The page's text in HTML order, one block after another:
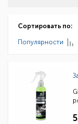
Сортировать по:
Популярности